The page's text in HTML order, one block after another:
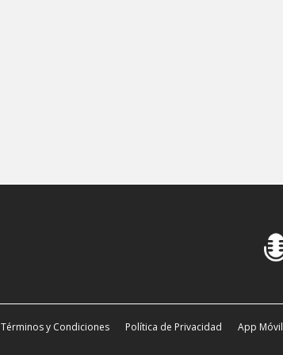
Términos y Condiciones Política de Privacidad App Móvil